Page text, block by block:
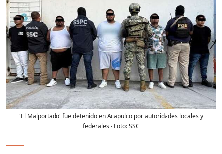
'El Malportado' fue detenido en Acapulco por autoridades locales y
federales - Foto:SSC